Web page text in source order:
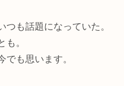
も話題になっていた。
も。
でも思います。